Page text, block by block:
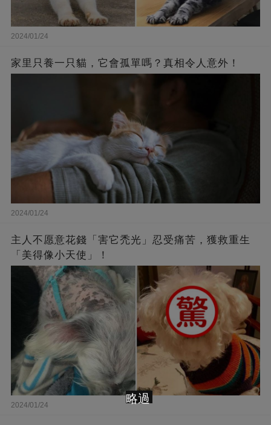
2024/01/24
家里只養一只貓，它會孤單嗎？真相令人意外！
2024/01/24
主人不愿意花錢「害它禿光」忍受痛苦，獲救重生
「美得像小天使」！
2024/01/24 略過